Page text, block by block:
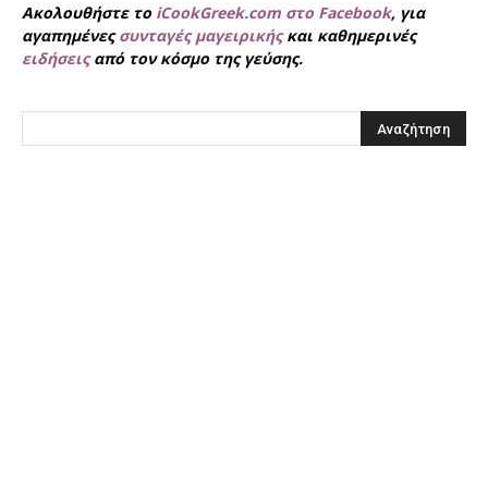
Ακολουθήστε το iCookGreek.com στο Facebook, για
αγαπημένεςσυνταγές μαγειρικήςκαι καθημερινές
ειδήσειςαπό τον κόσμο της γεύσης.